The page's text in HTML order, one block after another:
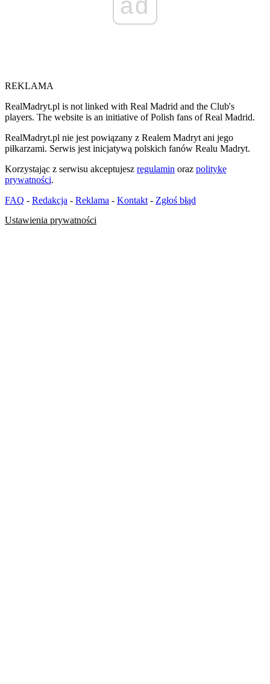
ad
REKLAMA
RealMadryt.pl is not linked with Real Madrid and the Club's
players. The website is an initiative of Polish fans of Real Madrid.
RealMadryt.pl nie jest powiązany z Realem Madryt ani jego
piłkarzami. Serwis jest inicjatywą polskich fanów Realu Madryt.
Korzystając z serwisu akceptujesz regulamin oraz politykę
prywatności.
FAQ - Redakcja - Reklama - Kontakt - Zgłoś błąd
Ustawienia prywatności